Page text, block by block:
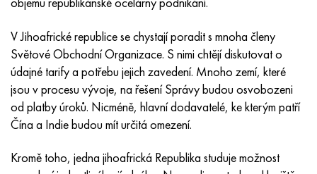
V Jihoafrické republice se chystají poradit s mnoha členy
Světové Obchodní Organizace. S nimi chtějí diskutovat o
údajné tarify a potřebu jejich zavedení. Mnoho zemí, které
jsou v procesu vývoje, na řešení Správy budou osvobozeni
od platby úroků. Nicméně, hlavní dodavatelé, ke kterým patří
Čína a Indie budou mít určitá omezení.
Kromě toho, jedna jihoafrická Republika studuje možnost
Inotherm
incotest
Jette M152
Kobalt 6B
47ND
47НХР
49 KF
49K2F, 49K2FA-VI
HN62VMYUT
HN62MVKYU
HN63 MB
XN65VM
VT-35
PT-1M
PT-3V
PT-7M
1.4466 - AISI 310MoLn
Slitina Al6xn
15-7Ph® - 1,4532
PH 13-8 Po - 1,4534
10X17H13M3T
10X18N18Yu4D
11X11N2V2MF
12Х18Н9Т
2,0872, CuNi10Fe1Mn, Cw352h
Silikonový hliníkový bronz
CW301G, C64200
křemíkový bronz
Červená mosaz
C84400, CuSn2ZnPb
C83600, CuSn5ZnPb
45G2, 45g2, AISI 1144
Legovaná konstrukční ocel
10g2, 10g2, AISI 1513
12X2H4A, 15NiCr13, 1,5752
Р6М5, 1.3343, hs6-5-2, sw7m
Р6М5К5, 1,3243, hs6-5-2-5
R6M5F3, 1,3344, hs6-5-3
Р9М4К8,1,3207